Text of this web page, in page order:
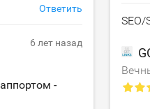
Ответить
6 лет назад
-
SEO/